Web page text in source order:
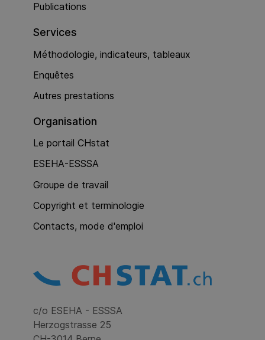
Publications
Services
Méthodologie, indicateurs, tableaux
Enquêtes
Autres prestations
Organisation
Le portail CHstat
ESEHA-ESSSA
Groupe de travail
Copyright et terminologie
Contacts, mode d'emploi
c/o ESEHA - ESSSA
Herzogstrasse 25